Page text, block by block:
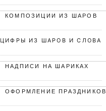
КОМПОЗИЦИИ ИЗ ШАРОВ
ЦИФРЫ ИЗ ШАРОВ И СЛОВА
НАДПИСИ НА ШАРИКАХ
ОФОРМЛЕНИЕ ПРАЗДНИКОВ